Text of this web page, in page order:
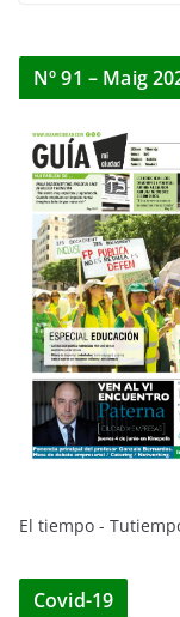
Nº 91 – Maig
El tiempo -
Covid-19